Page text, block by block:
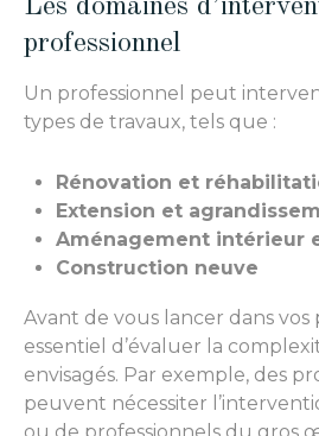
Les domaines
professionnel
Un professionnel peut
types de travaux, tels que :
Rénovation et
Extension et
Aménagement intérieur
Construction neuve
Avant de vous lancer dans vos
essentiel d’évaluer la
envisagés. Par exemple, des
peuvent nécessiter